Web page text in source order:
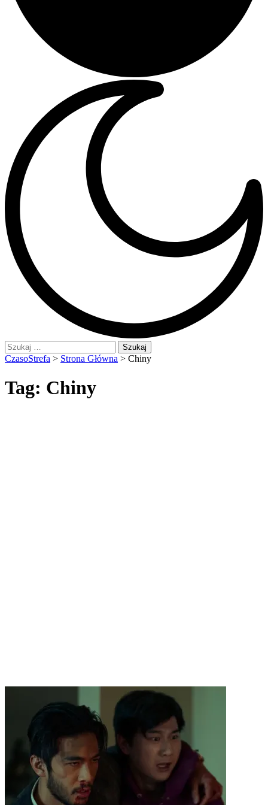
Szukaj:
CzasoStrefa > Strona Główna > Chiny
Tag: Chiny